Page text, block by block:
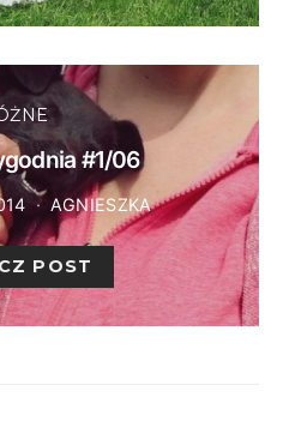
#1/06
AGNIESZKA
POST